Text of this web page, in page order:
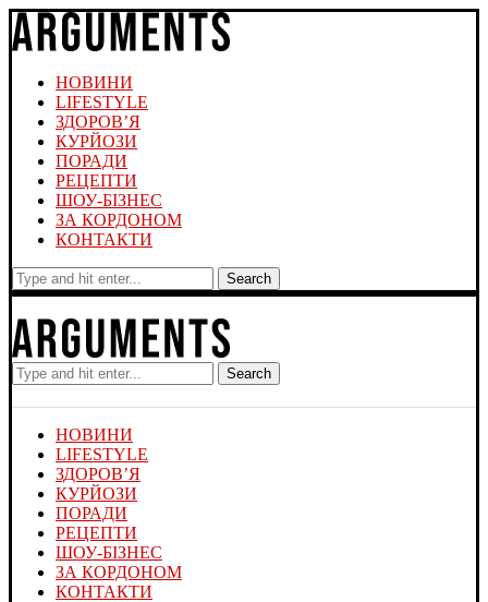
НОВИНИ
LIFESTYLE
ЗДОРОВ’Я
КУРЙОЗИ
ПОРАДИ
РЕЦЕПТИ
ШОУ-БІЗНЕС
ЗА КОРДОНОМ
КОНТАКТИ
Search
Search
НОВИНИ
LIFESTYLE
ЗДОРОВ’Я
КУРЙОЗИ
ПОРАДИ
РЕЦЕПТИ
ШОУ-БІЗНЕС
ЗА КОРДОНОМ
КОНТАКТИ